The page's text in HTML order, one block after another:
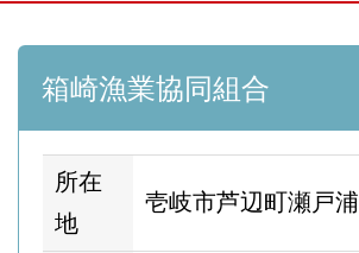
箱崎漁業協同組合
所在
地
壱岐市芦辺町瀬戸